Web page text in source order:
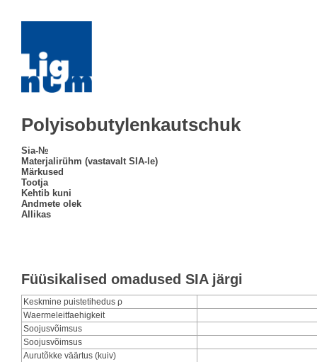
Polyisobutylenkautschuk
Sia-№
Materjalirühm (vastavalt SIA-le)
Märkused
Tootja
Kehtib kuni
Andmete olek
Allikas
Füüsikalised omadused SIA järgi
Keskmine puistetihedus ρ
Waermeleitfaehigkeit
Soojusvõimsus
Soojusvõimsus
Aurutõkke väärtus (kuiv)